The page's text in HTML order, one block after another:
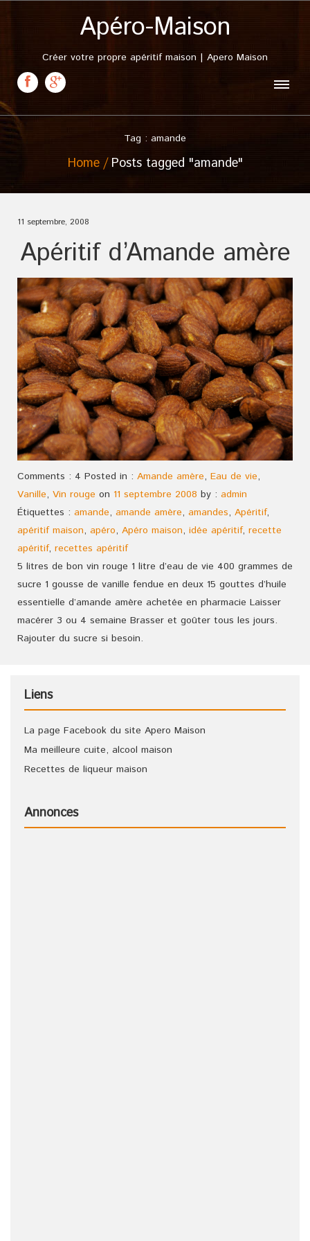
Apéro-Maison
Créer votre propre apéritif maison | Apero Maison
Tag : amande
Home Posts tagged "amande"
11 septembre, 2008
Apéritif d’Amande amère
Comments : 4 Posted in : Amande amère, Eau de vie,
Vanille, Vin rouge on 11 septembre 2008 by : admin
Étiquettes : amande, amande amère, amandes, Apéritif,
apéritif maison, apéro, Apéro maison, idée apéritif, recette
apéritif, recettes apéritif
5 litres de bon vin rouge 1 litre d’eau de vie 400 grammes de
sucre 1 gousse de vanille fendue en deux 15 gouttes d’huile
essentielle d’amande amère achetée en pharmacie Laisser
macérer 3 ou 4 semaine Brasser et goûter tous les jours.
Rajouter du sucre si besoin.
Liens
La page Facebook du site Apero Maison
Ma meilleure cuite, alcool maison
Recettes de liqueur maison
Annonces